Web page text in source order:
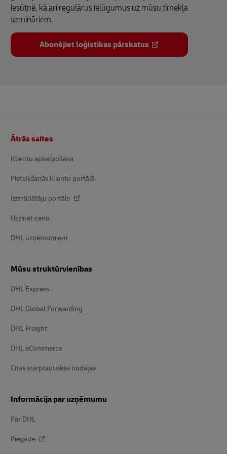
iesūtnē, kā arī regulārus ielūgumus uz mūsu tīmekļa
semināriem.
Abonējiet loģistikas pārskatus
Ātrās saites
Klientu apkalpošana
Pieteikšanās klientu portālā
Izstrādātāju portāls
Uzzināt cenu
DHL uzņēmumiem
Mūsu struktūrvienības
DHL Express
DHL Global Forwarding
DHL Freight
DHL eCommerce
Citas starptautiskās nodaļas
Informācija par uzņēmumu
Par DHL
Piegāde